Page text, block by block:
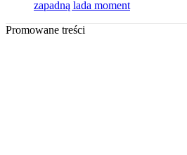
zapadną lada moment
Promowane treści